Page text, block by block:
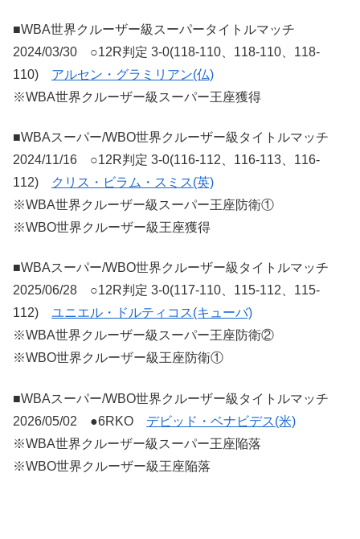
■WBA世界クルーザー級スーパータイトルマッチ
2024/03/30 ○12R判定 3-0(118-110、118-110、118-
110) アルセン・グラミリアン(仏)
※WBA世界クルーザー級スーパー王座獲得
■WBAスーパー/WBO世界クルーザー級タイトルマッチ
2024/11/16 ○12R判定 3-0(116-112、116-113、116-
112)
クリス・ビラム・スミス(英)
※WBA世界クルーザー級スーパー王座防衛①
※WBO世界クルーザー級王座獲得
■WBAスーパー/WBO世界クルーザー級タイトルマッチ
2025/06/28 ○12R判定 3-0(117-110、115-112、115-
112) ユニエル・ドルティコス(キューバ)
※WBA世界クルーザー級スーパー王座防衛②
※WBO世界クルーザー級王座防衛①
■WBAスーパー/WBO世界クルーザー級タイトルマッチ
2026/05/02 ●6RKO デビッド・ベナビデス(米)
※WBA世界クルーザー級スーパー王座陥落
※WBO世界クルーザー級王座陥落